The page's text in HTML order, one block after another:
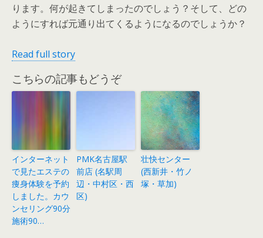
ります。何が起きてしまったのでしょう？そして、どの
ようにすれば元通り出てくるようになるのでしょうか？
Read full story
こちらの記事もどうぞ
インターネット
で見たエステの
痩身体験を予約
しました。カウ
ンセリング90分
施術90…
PMK名古屋駅
前店 (名駅周
辺・中村区・西
区)
壮快センター
(西新井・竹ノ
塚・草加)